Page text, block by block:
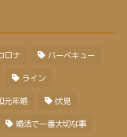
ロナ バーベキュー
ライン
元年婚 伏見
婚活で一番大切な事